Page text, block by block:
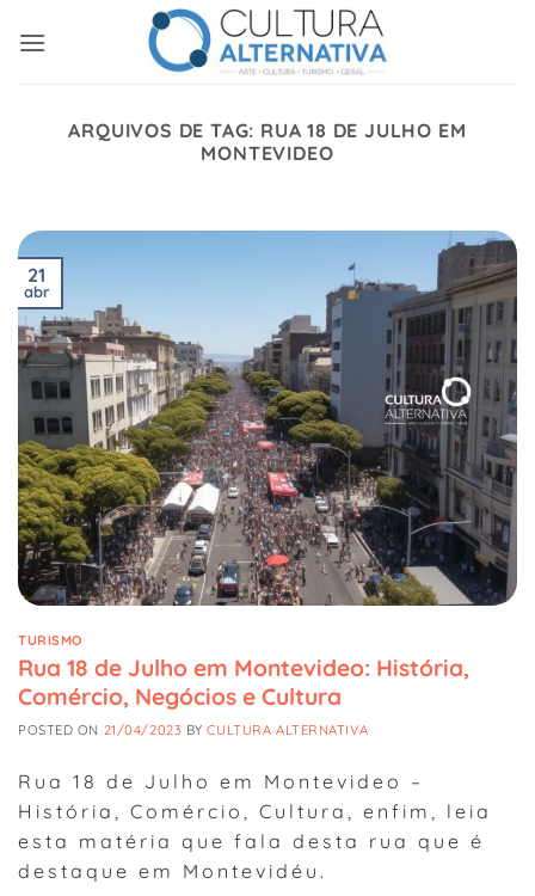
ARQUIVOS DE TAG: RUA 18 DE JULHO EM
MONTEVIDEO
21
abr
TURISMO
Rua 18 de Julho em Montevideo: História,
Comércio, Negócios e Cultura
POSTED ON 21/04/2023 BYCULTURA ALTERNATIVA
Rua 18 de Julho em Montevideo –
História, Comércio, Cultura, enfim, leia
esta matéria que fala desta rua que é
destaque em Montevidéu.